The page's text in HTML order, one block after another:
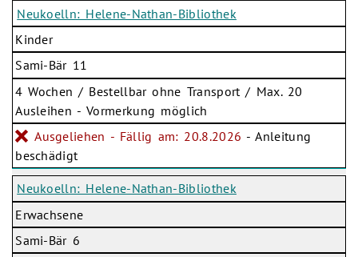
Neukoelln: Helene-Nathan-Bibliothek
Kinder
Sami-Bär 11
4 Wochen / Bestellbar ohne Transport / Max. 20
Ausleihen - Vormerkung möglich
Ausgeliehen - Fällig am: 20.8.2026 - Anleitung
beschädigt
Neukoelln: Helene-Nathan-Bibliothek
Erwachsene
Sami-Bär 6